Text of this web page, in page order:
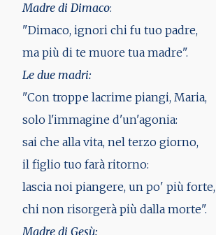
Madre di Dimaco:
"Dimaco, ignori chi fu tuo padre,
ma più di te muore tua madre".
Le due madri:
"Con troppe lacrime piangi, Maria,
solo l'immagine d'un'agonia:
sai che alla vita, nel terzo giorno,
il figlio tuo farà ritorno:
lascia noi piangere, un po' più forte,
chi non risorgerà più dalla morte".
Madre di Gesù: